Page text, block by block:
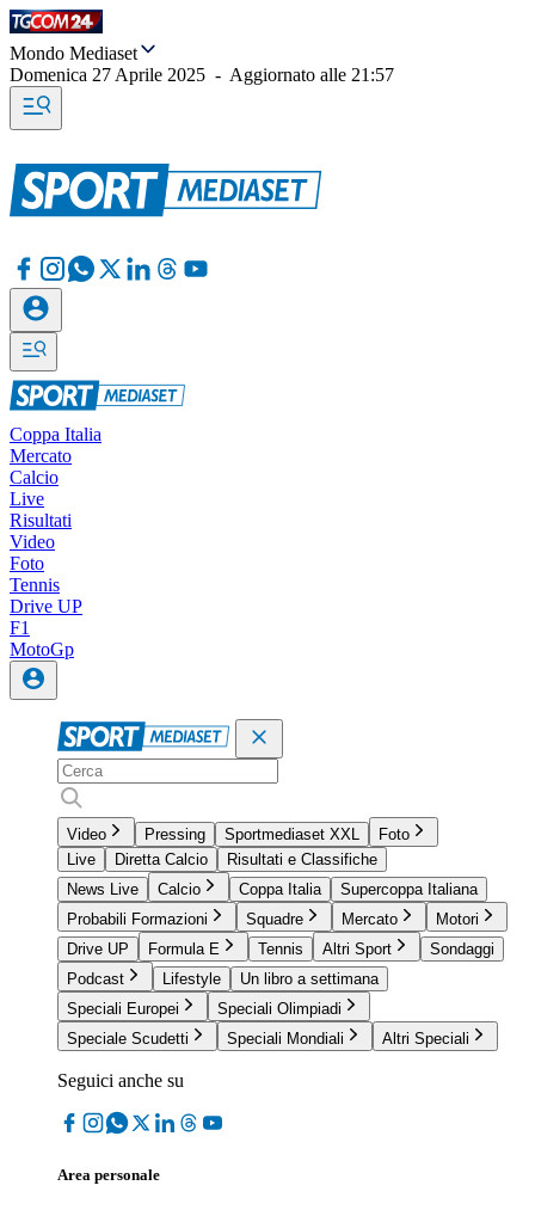
Mondo Mediaset
Domenica 27 Aprile 2025 - Aggiornato alle 21:57
Coppa Italia
Mercato
Calcio
Live
Risultati
Video
Foto
Tennis
Drive UP
F1
MotoGp
Video Pressing Sportmediaset XXL
Foto
Live
Diretta Calcio
Risultati e Classifiche
News Live
Calcio Coppa Italia
Supercoppa Italiana
Probabili Formazioni
Squadre Mercato
Motori
Drive UP
Formula E Tennis Altri Sport
Sondaggi
Podcast
Lifestyle
Un libro a settimana
Speciali Europei
Speciali Olimpiadi
Speciale Scudetti
Speciali Mondiali Altri Speciali
Seguici anche su
Area personale